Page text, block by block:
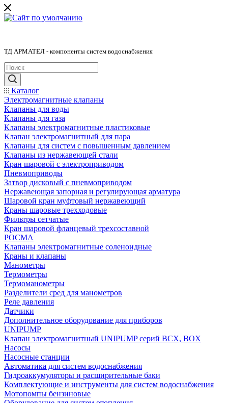
ТД АРМАТЕЛ - компоненты систем водоснабжения
Каталог
Электромагнитные клапаны
Клапаны для воды
Клапаны для газа
Клапаны электромагнитные пластиковые
Клапан электромагнитный для пара
Клапаны для систем с повышенным давлением
Клапаны из нержавеющей стали
Кран шаровой с электроприводом
Пневмоприводы
Затвор дисковый с пневмоприводом
Нержавеющая запорная и регулирующая арматура
Шаровой кран муфтовый нержавеющий
Краны шаровые трехходовые
Фильтры сетчатые
Кран шаровой фланцевый трехсоставной
РОСМА
Клапаны электромагнитные соленоидные
Краны и клапаны
Манометры
Термометры
Термоманометры
Разделители сред для манометров
Реле давления
Датчики
Дополнительное оборудование для приборов
UNIPUMP
Клапан электромагнитный UNIPUMP серий BCX, BOX
Насосы
Насосные станции
Автоматика для систем водоснабжения
Гидроаккумуляторы и расширительные баки
Комплектующие и инструменты для систем водоснабжения
Мотопомпы бензиновые